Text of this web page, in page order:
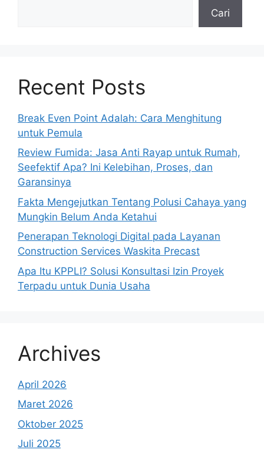
Cari
Recent Posts
Break Even Point Adalah: Cara Menghitung
untuk Pemula
Review Fumida: Jasa Anti Rayap untuk Rumah,
Seefektif Apa? Ini Kelebihan, Proses, dan
Garansinya
Fakta Mengejutkan Tentang Polusi Cahaya yang
Mungkin Belum Anda Ketahui
Penerapan Teknologi Digital pada Layanan
Construction Services Waskita Precast
Apa Itu KPPLI? Solusi Konsultasi Izin Proyek
Terpadu untuk Dunia Usaha
Archives
April 2026
Maret 2026
Oktober 2025
Juli 2025